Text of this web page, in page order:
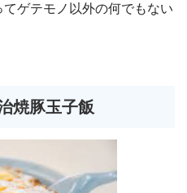
ゲテモノ以外の何でもない
焼豚玉子飯